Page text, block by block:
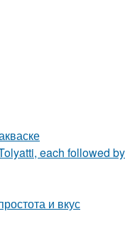
each followed
и вкус